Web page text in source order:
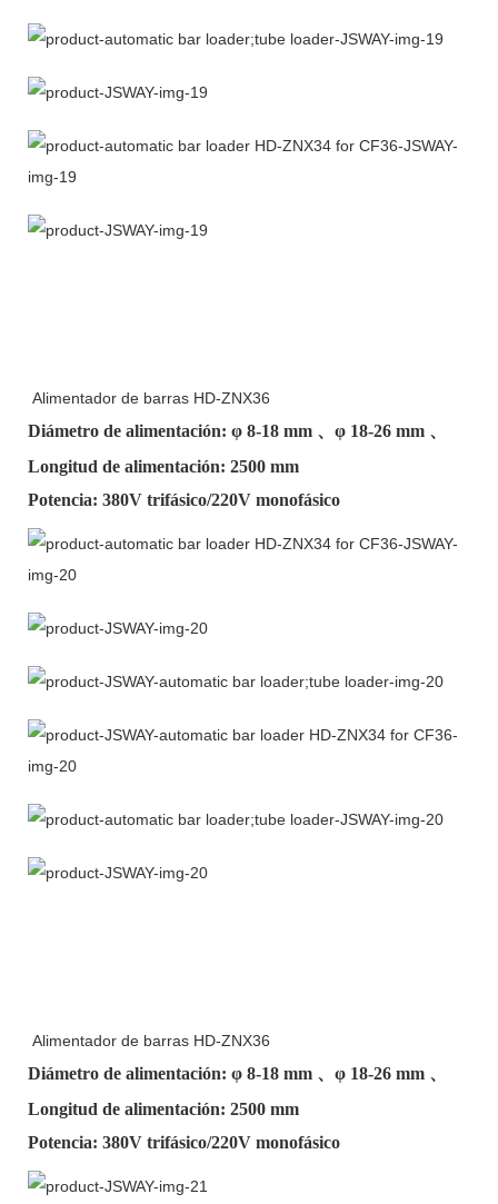
Alimentador de barras HD-ZNX36
Diámetro de alimentación: φ 8-18 mm 、φ 18-26 mm 、
Longitud de alimentación: 2500 mm
Potencia: 380V trifásico/220V monofásico
Alimentador de barras HD-ZNX36
Diámetro de alimentación: φ 8-18 mm 、φ 18-26 mm 、
Longitud de alimentación: 2500 mm
Potencia: 380V trifásico/220V monofásico